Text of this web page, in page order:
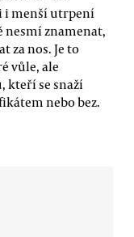
i menší utrpení
nesmí znamenat,
za nos. Je to
vůle, ale
kteří se snaží
nebo bez.